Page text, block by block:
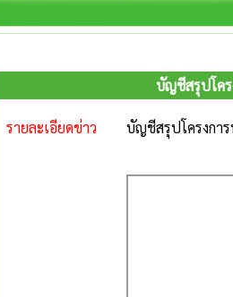
บัญชีสรุปโค
รายละเอียดข่าว บัญชีสรุปโครงก